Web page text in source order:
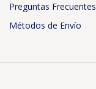
Preguntas Frecuentes
Métodos de Envío